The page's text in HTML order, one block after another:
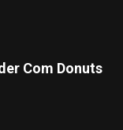
Com Donuts